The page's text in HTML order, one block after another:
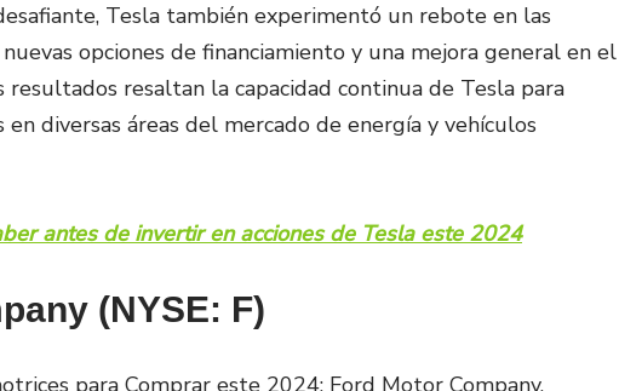
Tesla también experimentó un rebote en las
opciones de financiamiento y una mejora general en el
resaltan la capacidad continua de Tesla para
diversas áreas del mercado de energía y vehículos
antes de invertir en acciones de Tesla este 2024
(NYSE: F)